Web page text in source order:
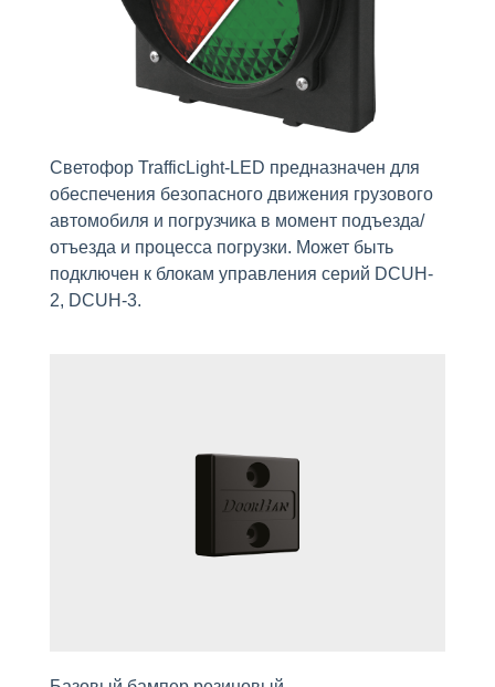
Светофор TrafficLight-LED предназначен для
обеспечения безопасного движения грузового
автомобиля и погрузчика в момент подъезда/
отъезда и процесса погрузки. Может быть
подключен к блокам управления серий DCUH-
2, DCUH-3.